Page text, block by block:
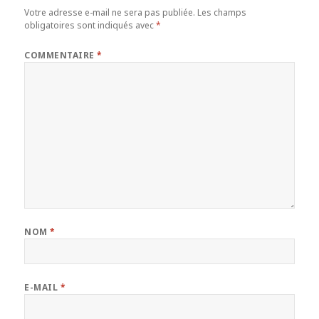
Votre adresse e-mail ne sera pas publiée. Les champs
obligatoires sont indiqués avec*
COMMENTAIRE*
NOM*
E-MAIL *